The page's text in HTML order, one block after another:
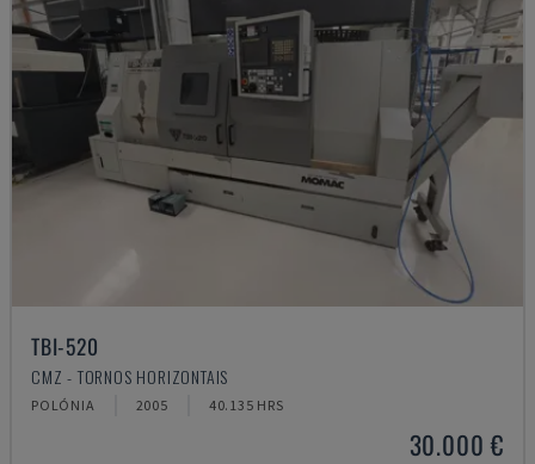
TBI-520
CMZ - TORNOS HORIZONTAIS
POLÓNIA 2005 40.135 HRS
30.000 €